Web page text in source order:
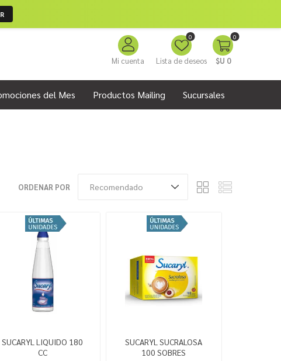
Mi cuenta Lista de deseos
0 0
$U 0
del Mes Productos Mailing Sucursales
ORDENAR POR
SUCARYL LIQUIDO 180
CC
SUCARYL SUCRALOSA
100 SOBRES